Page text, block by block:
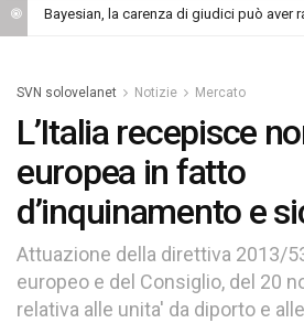
SVN solovelanet Notizie Mercato
L’Italia recepisce
europea in fatto
d’inquinamento e
Attuazione della direttiva 2013/
europeo e del Consiglio, del 20
relativa alle unita' da diporto e